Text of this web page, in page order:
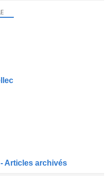
Articles archivés